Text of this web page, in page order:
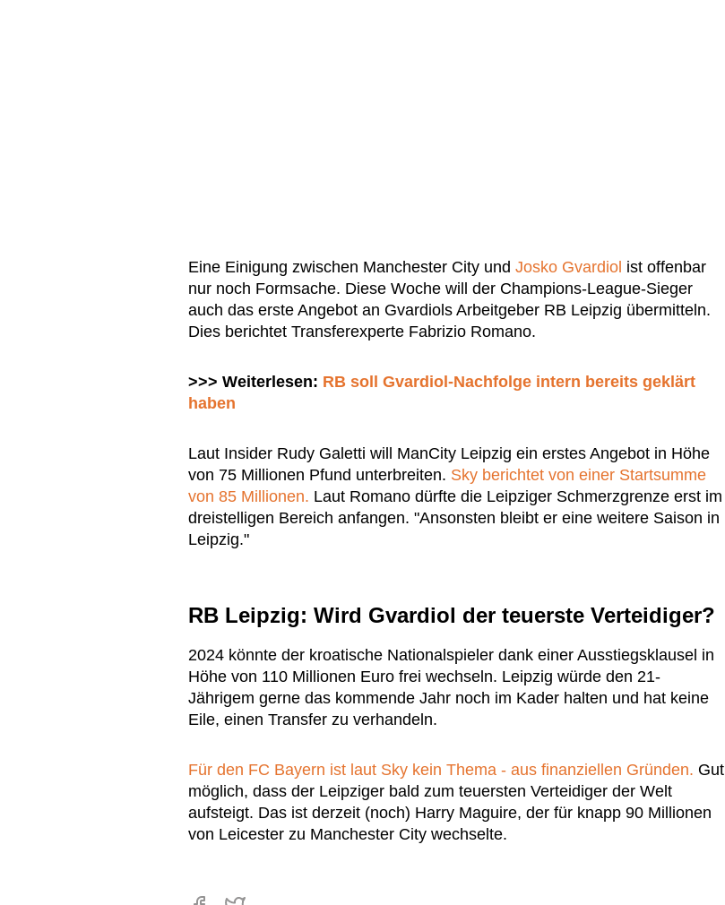
Eine Einigung zwischen Manchester City und Josko Gvardiol ist offenbar
nur noch Formsache. Diese Woche will der Champions-League-Sieger
auch das erste Angebot an Gvardiols Arbeitgeber RB Leipzig übermitteln.
Dies berichtet Transferexperte Fabrizio Romano.
>>> Weiterlesen: RB soll Gvardiol-Nachfolge intern bereits geklärt
haben
Laut Insider Rudy Galetti will ManCity Leipzig ein erstes Angebot in Höhe
von 75 Millionen Pfund unterbreiten. Sky berichtet von einer Startsumme
von 85 Millionen. Laut Romano dürfte die Leipziger Schmerzgrenze erst im
dreistelligen Bereich anfangen. "Ansonsten bleibt er eine weitere Saison in
Leipzig."
RB Leipzig: Wird Gvardiol der teuerste Verteidiger?
2024 könnte der kroatische Nationalspieler dank einer Ausstiegsklausel in
Höhe von 110 Millionen Euro frei wechseln. Leipzig würde den 21-
Jährigem gerne das kommende Jahr noch im Kader halten und hat keine
Eile, einen Transfer zu verhandeln.
Für den FC Bayern ist laut Sky kein Thema - aus finanziellen Gründen. Gut
möglich, dass der Leipziger bald zum teuersten Verteidiger der Welt
aufsteigt. Das ist derzeit (noch) Harry Maguire, der für knapp 90 Millionen
von Leicester zu Manchester City wechselte.